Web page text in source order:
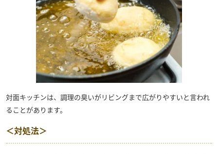
対面キッチンは、調理の臭いがリビングまで広がりやすいと言われ
ることがあります。
＜対処法＞